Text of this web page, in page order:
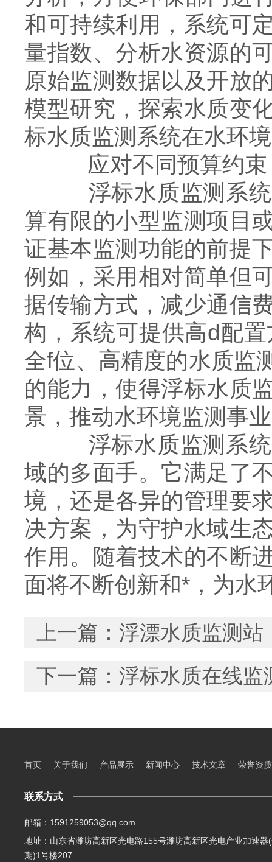
和可持续利用，系统可
量指数、分析水资源的
原始监测数据以及开放
模型研究，探索水质变
标水质监测系统在水环
应对不同预算约束
浮标水质监测系统
算有限的小型监测项目
证基本监测功能的前提
例如，采用相对简单但
据传输方式，减少通信
构，系统可提供高d配
全f位、高精度的水质监
的能力，使得浮标水质
景，推动水环境监测事
浮标水质监测系统
域的多面手。它满足了
境，还是各异的管理要
决方案，为守护水域生
作用。随着技术的不断
面将不断创新和*，为水
上一篇： 浮漂水质监测站
下一篇： 浮标水质在线监
首页 关于我们 产品展示 新闻中心 技术文章 荣誉资质
联系方式
邮箱：1591259053@qq.com
地址：山东省潍坊高新区光电路155号潍坊高新区光电产业加速器
期)1号楼207